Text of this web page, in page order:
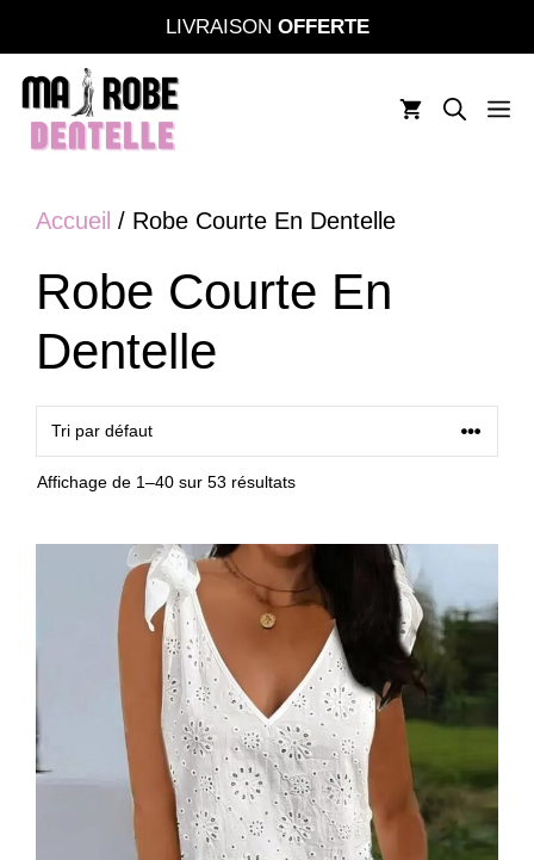
au
contenu
LIVRAISON OFFERTE
Accueil / Robe Courte En Dentelle
Robe Courte En
Dentelle
Affichage de 1–40 sur 53 résultats